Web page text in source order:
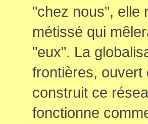
"chez nous", elle
métissé qui
"eux". La
frontières, ouvert
construit ce
fonctionne